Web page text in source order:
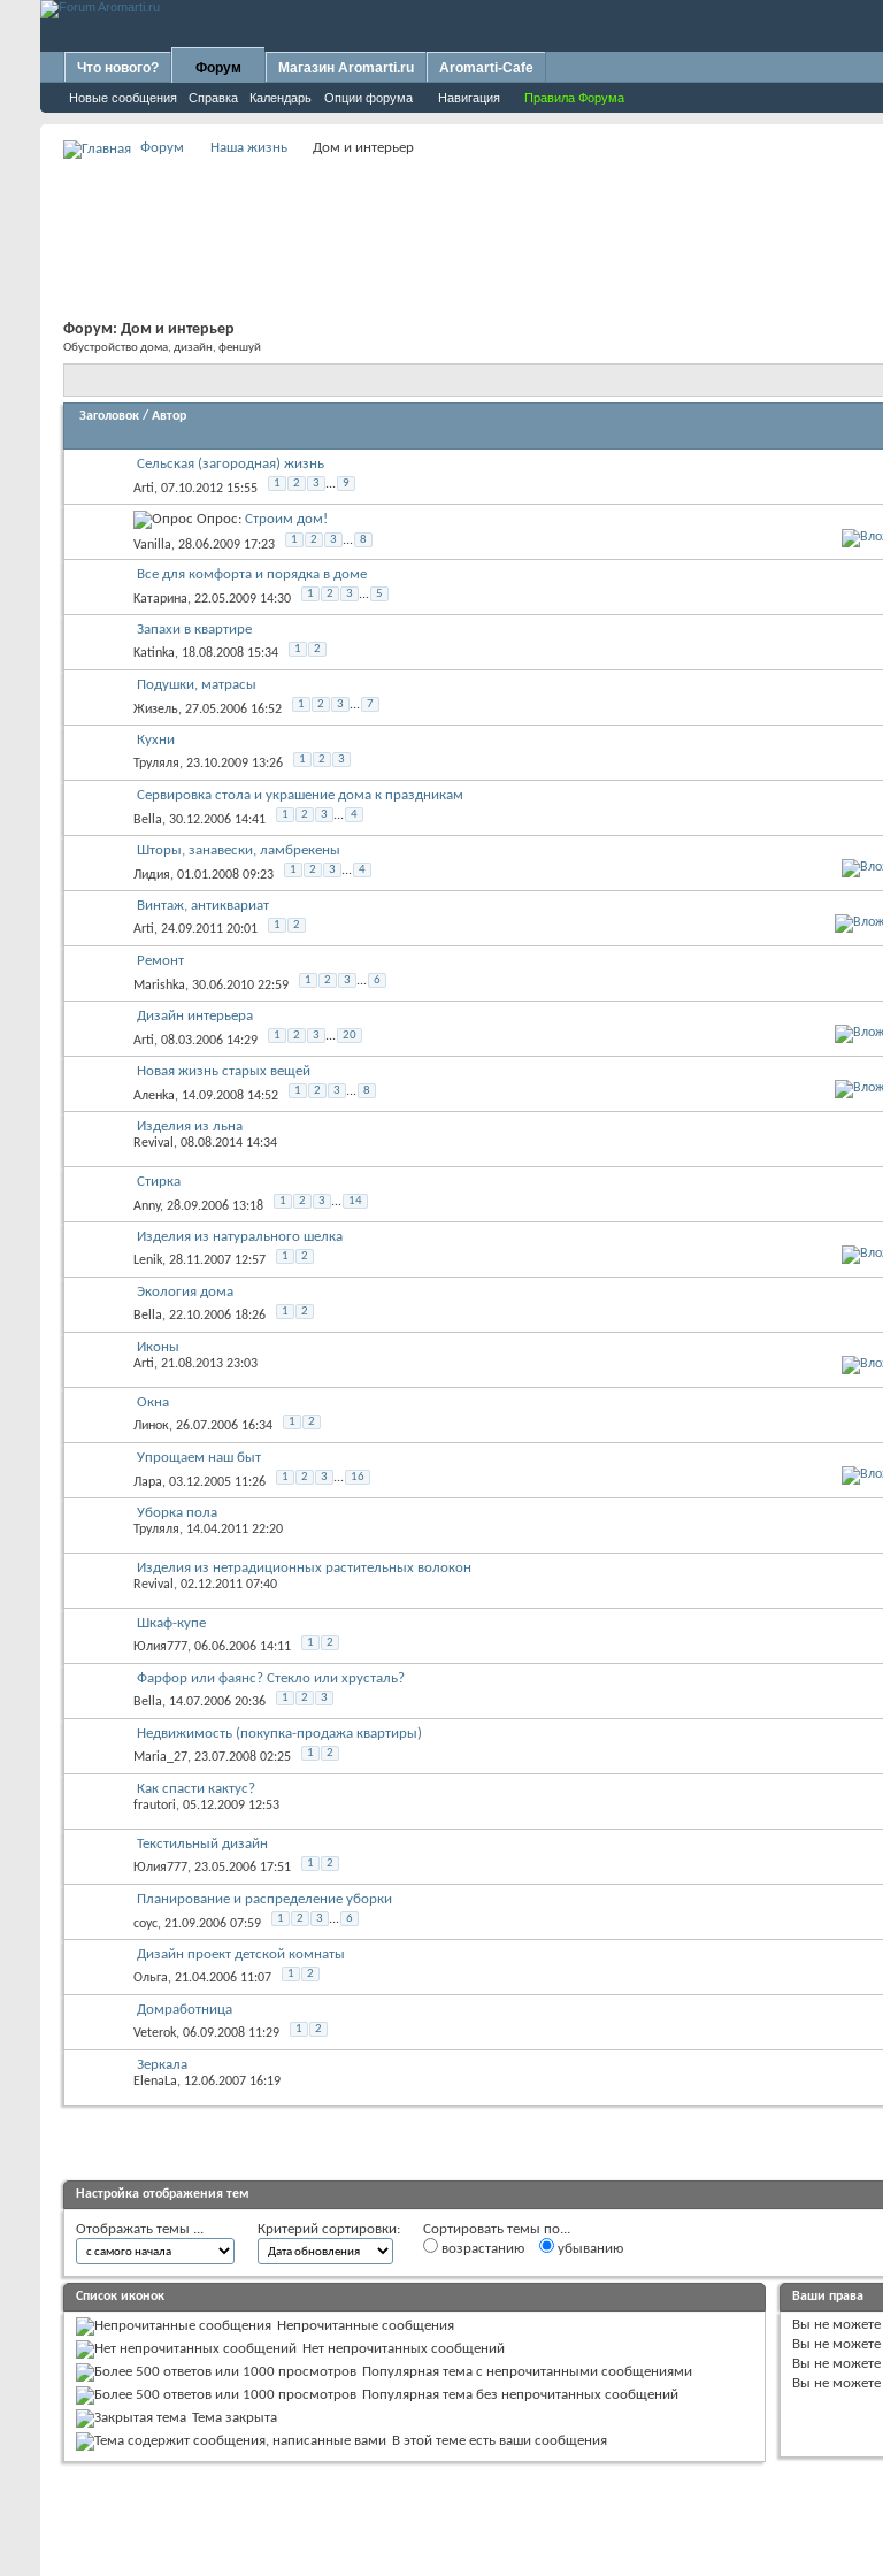
Что нового? Форум
Новые сообщения Справка Календарь Опции форума Навигация Правила Форума
Магазин Aromarti.ru Aromarti-Cafe
Форум Наша жизнь Дом и интерьер
Форум: Дом и интерьер
Обустройство дома, дизайн, феншуй
Заголовок / Автор
Сельская (загородная) жизнь
Arti, 07.10.2012 15:55 1 2 3 ... 9
Опрос: Строим дом!
Vanilla, 28.06.2009 17:23 1 2 3 ... 8
Все для комфорта и порядка в доме
Kатарина, 22.05.2009 14:30 1 2 3 ... 5
Запахи в квартире
Katinka, 18.08.2008 15:34 1 2
Подушки, матрасы
Жизель, 27.05.2006 16:52 1 2 3 ... 7
Кухни
Труляля, 23.10.2009 13:26 1 2 3
Сервировка стола и украшение дома к праздникам
Bella, 30.12.2006 14:41 1 2 3 ... 4
Шторы, занавески, ламбрекены
Лидия, 01.01.2008 09:23 1 2 3 ... 4
Винтаж, антиквариат
Arti, 24.09.2011 20:01 1 2
Ремонт
Marishka, 30.06.2010 22:59 1 2 3 ... 6
Дизайн интерьера
Arti, 08.03.2006 14:29 1 2 3 ... 20
Новая жизнь старых вещей
Аленka, 14.09.2008 14:52 1 2 3 ... 8
Изделия из льна
Revival , 08.08.2014 14:34
Стирка
Anny, 28.09.2006 13:18 1 2 3 ... 14
Изделия из натурального шелка
Lenik, 28.11.2007 12:57 1 2
Экология дома
Bella, 22.10.2006 18:26 1 2
Иконы
Arti, 21.08.2013 23:03
Окна
Линок, 26.07.2006 16:34 1 2
Упрощаем наш быт
Лара, 03.12.2005 11:26 1 2 3 ... 16
Уборка пола
Труляля, 14.04.2011 22:20
Изделия из нетрадиционных растительных волокон
Revival , 02.12.2011 07:40
Шкаф-купе
Юлия777, 06.06.2006 14:11 1 2
Фарфор или фаянс? Стекло или хрусталь?
Bella, 14.07.2006 20:36 1 2 3
Недвижимость (покупка-продажа квартиры)
Maria_27, 23.07.2008 02:25 1 2
Как спасти кактус?
frautori, 05.12.2009 12:53
Текстильный дизайн
Юлия777, 23.05.2006 17:51 1 2
Планирование и распределение уборки
соус, 21.09.2006 07:59 1 2 3 ... 6
Дизайн проект детской комнаты
Ольга, 21.04.2006 11:07 1 2
Домработница
Veterok, 06.09.2008 11:29 1 2
Зеркала
ElenaLa, 12.06.2007 16:19
Настройка отображения тем
Отображать темы ... Критерий сортировки:
Сортировать темы по...
возрастанию
убыванию
Список иконок
Непрочитанные сообщения
Нет непрочитанных сообщений
Популярная тема с непрочитанными сообщениями
Популярная тема без непрочитанных сообщений
Тема закрыта
В этой теме есть ваши сообщения
Ваши права
Вы не можете
Вы не можете
Вы не можете
Вы не можете